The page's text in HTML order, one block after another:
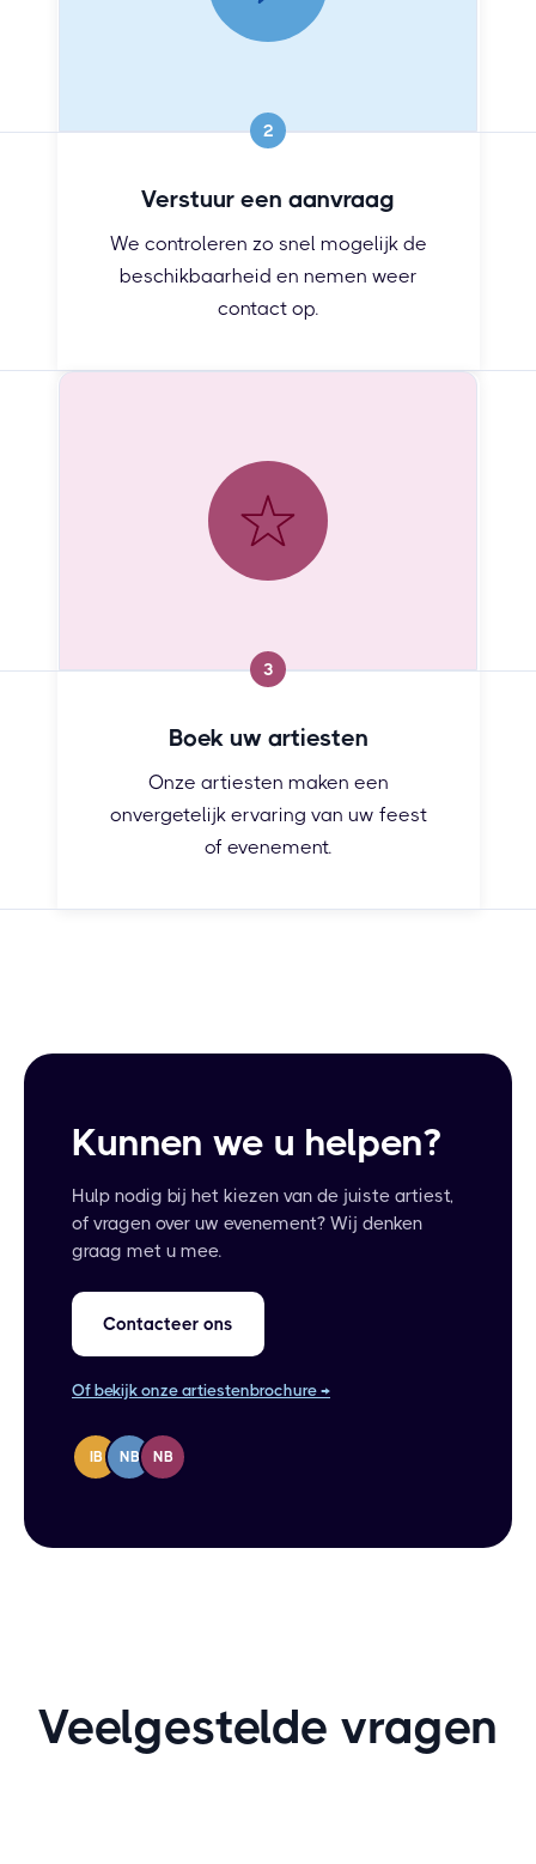
2
Verstuur een aanvraag
We controleren zo snel mogelijk de
beschikbaarheid en nemen weer
contact op.
3
Boek uw artiesten
Onze artiesten maken een
onvergetelijk ervaring van uw feest
of evenement.
Kunnen we u helpen?
Hulp nodig bij het kiezen van de juiste artiest,
of vragen over uw evenement? Wij denken
graag met u mee.
Contacteer ons
Of bekijk onze artiestenbrochure →
IB NB NB
Veelgestelde vragen